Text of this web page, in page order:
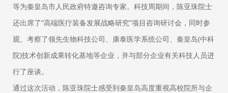
等为秦皇岛市人民政府特邀咨询专家。科技周期间，陈亚珠院士
还出席了“高端医疗装备发展战略研究”项目咨询研讨会，同时参
观、考察了领先生物科技公司、康泰医学系统公司、秦皇岛(中科
院)技术创新成果转化基地等企业，并与部分企业有关科技人员进
行了座谈。
通过这次活动，陈亚珠院士感受到秦皇岛高度重视高校院所与企